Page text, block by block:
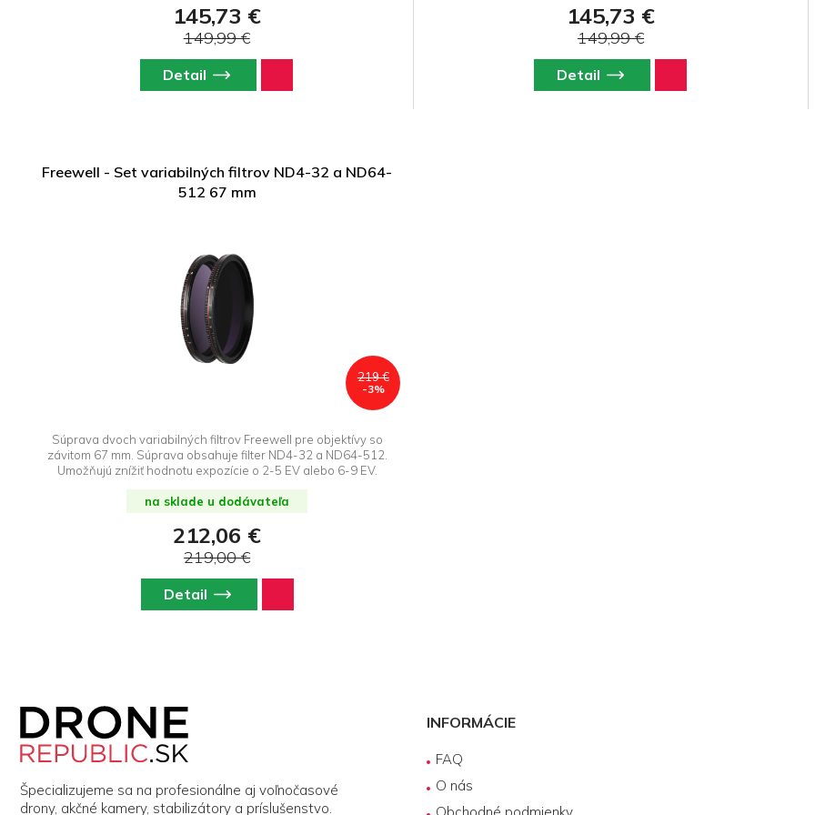
145,73 €
149,99 €
Detail
145,73 €
149,99 €
Detail
Freewell - Set variabilných filtrov ND4-32 a ND64-
512 67 mm
219 €
-3%
Súprava dvoch variabilných filtrov Freewell pre objektívy so
závitom 67 mm. Súprava obsahuje filter ND4-32 a ND64-512.
Umožňujú znížiť hodnotu expozície o 2-5 EV alebo 6-9 EV.
na sklade u dodávateľa
212,06 €
219,00 €
Detail
Špecializujeme sa na profesionálne aj voľnočasové
drony, akčné kamery, stabilizátory a príslušenstvo.
INFORMÁCIE
FAQ
O nás
Obchodné podmienky